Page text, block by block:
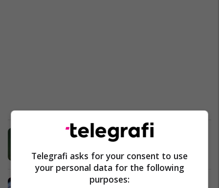
Varreza misterioze e makinave në
liqenin italian
Auto Lajme 22/12/2024
Këto janë shtatë veturat më të
Telegrafi asks for your consent to use
your personal data for the following
purposes: